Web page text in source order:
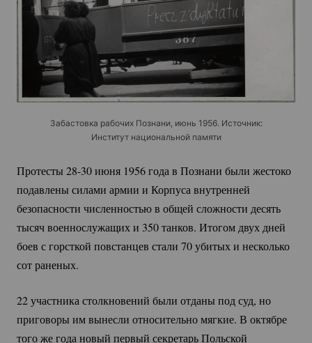
Забастовка рабочих Познани, июнь 1956. Источник:
Институт национальной памяти
Протесты 28-30июня 1956 года в Познани были жестоко
подавлены силами армии и Корпуса внутренней
безопасности численностью в общей сложности десять
тысяч военнослужащих и 350 танков. Итогом двух дней
боев с горсткой повстанцев стали 70 убитых и несколько
сот раненых.
22 участника столкновений были отданы под суд, но
приговоры им вынесли относительно мягкие. В октябре
того же года новый первый секретарь Польской